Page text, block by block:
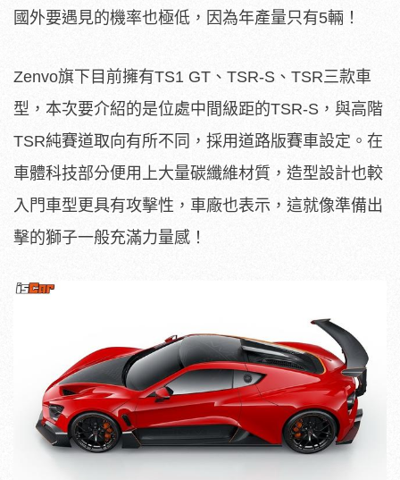
國外要遇見的機率也極低，因為年產量只有5輛！
Zenvo旗下目前擁有TS1 GT、TSR-S、TSR三款車
型，本次要介紹的是位處中間級距的TSR-S，與高階
TSR純賽道取向有所不同，採用道路版賽車設定。在
車體科技部分便用上大量碳纖維材質，造型設計也較
入門車型更具有攻擊性，車廠也表示，這就像準備出
擊的獅子一般充滿力量感！